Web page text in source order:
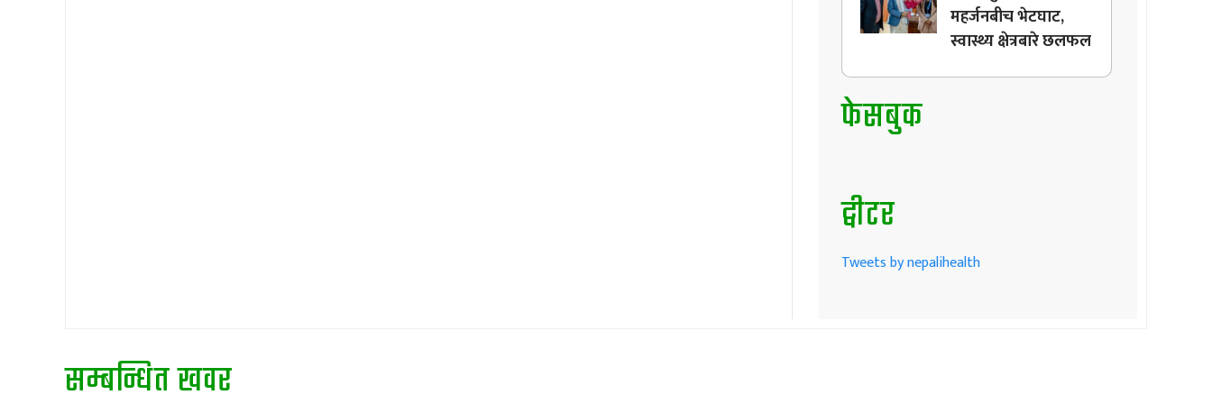
महर्जनबीच भेटघाट,
स्वास्थ्य क्षेत्रबारे छलफल
फेसबुक
ट्वीटर
Tweets by nepalihealth
सम्बन्धित खवर